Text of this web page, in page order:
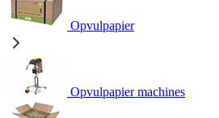
Opvulpapier
Opvulpapier machines